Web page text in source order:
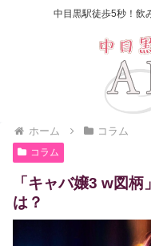
中目黒駅徒歩5秒！飲
ホーム コラム
コラム
「キャバ嬢3 w図
は？